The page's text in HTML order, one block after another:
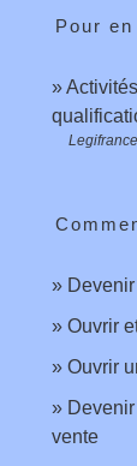
Pour
Legifrance
Ouvrir
Ouvrir
vente